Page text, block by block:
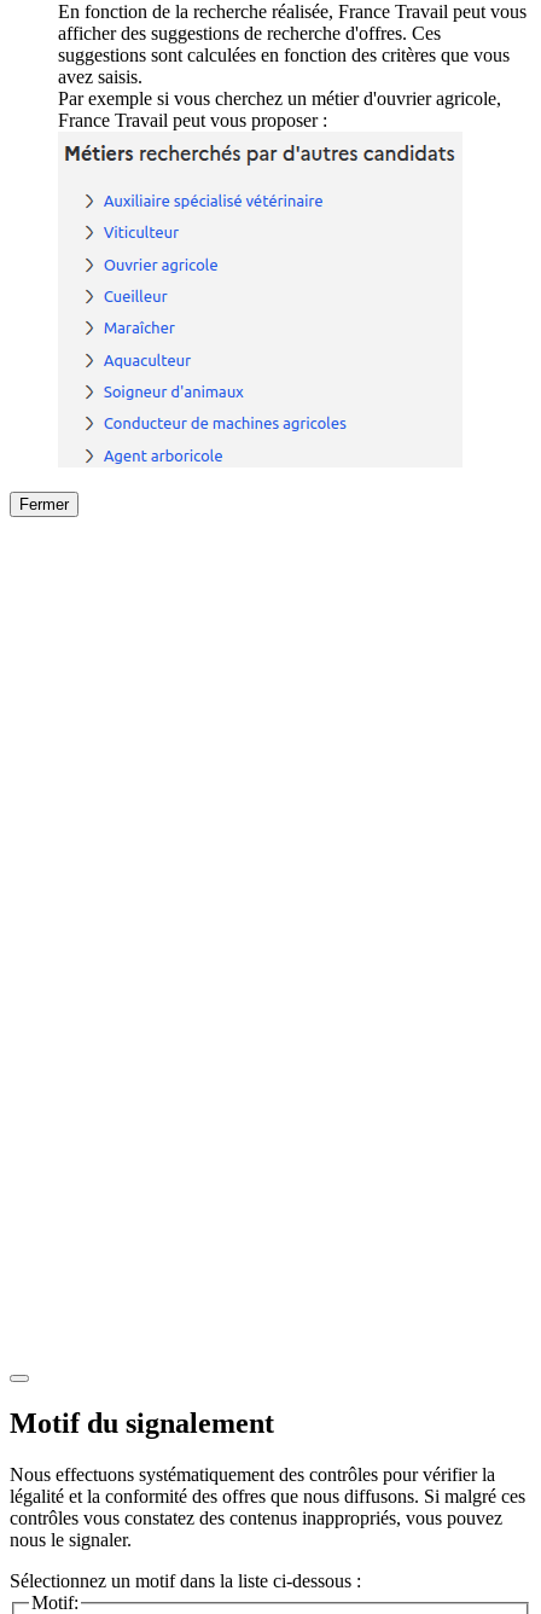
En fonction de la recherche réalisée, France Travail peut vous
afficher des suggestions de recherche d'offres. Ces
suggestions sont calculées en fonction des critères que vous
avez saisis.
Par exemple si vous cherchez un métier d'ouvrier agricole,
France Travail peut vous proposer :
Fermer
Motif du signalement
Nous effectuons systématiquement des contrôles pour vérifier la
légalité et la conformité des offres que nous diffusons. Si malgré ces
contrôles vous constatez des contenus inappropriés, vous pouvez
nous le signaler.
Sélectionnez un motif dans la liste ci-dessous :
Motif: